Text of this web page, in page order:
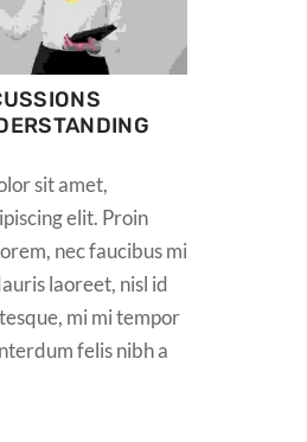
sit amet,
elit. Proin
nec faucibus mi
laoreet, nisl id
mi mi tempor
felis nibh a